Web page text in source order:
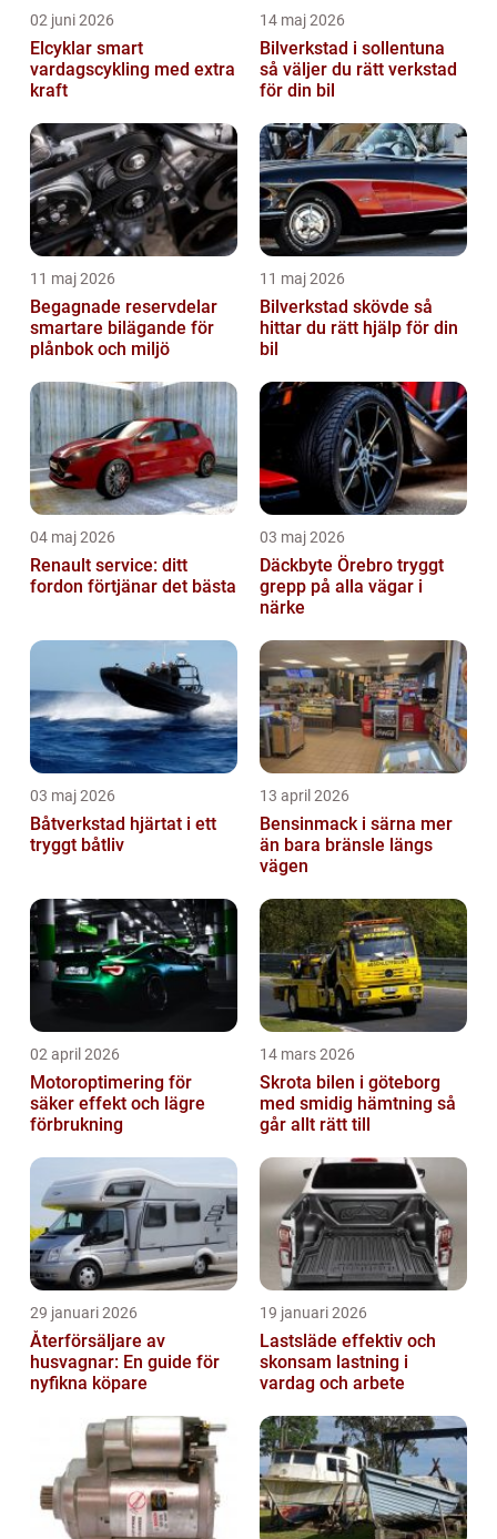
02 juni 2026
Elcyklar smart
vardagscykling med extra
kraft
14 maj 2026
Bilverkstad i sollentuna
så väljer du rätt verkstad
för din bil
11 maj 2026
Begagnade reservdelar
smartare bilägande för
plånbok och miljö
11 maj 2026
Bilverkstad skövde så
hittar du rätt hjälp för din
bil
04 maj 2026
Renault service: ditt
fordon förtjänar det bästa
03 maj 2026
Däckbyte Örebro tryggt
grepp på alla vägar i
närke
03 maj 2026
Båtverkstad hjärtat i ett
tryggt båtliv
13 april 2026
Bensinmack i särna mer
än bara bränsle längs
vägen
02 april 2026
Motoroptimering för
säker effekt och lägre
förbrukning
14 mars 2026
Skrota bilen i göteborg
med smidig hämtning så
går allt rätt till
29 januari 2026
Återförsäljare av
husvagnar: En guide för
nyfikna köpare
19 januari 2026
Lastsläde effektiv och
skonsam lastning i
vardag och arbete